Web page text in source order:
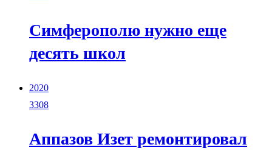
Симферополю нужно еще
десять школ
2020
3308
Аппазов Изет ремонтировал